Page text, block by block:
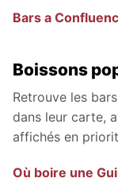
Bars a
Boissons
Retrouve les
dans leur carte,
affichés en
Où boire une